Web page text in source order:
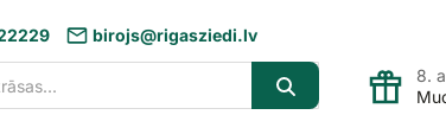
birojs@rigasziedi.lv
8.